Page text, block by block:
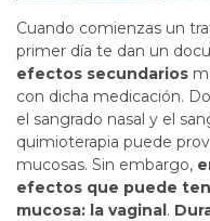
Cuando comienzas un
primer día te dan un
efectos secundarios
con dicha medicación.
el sangrado nasal y el
quimioterapia puede
mucosas. Sin embargo,
efectos que puede
mucosa: la vaginal.